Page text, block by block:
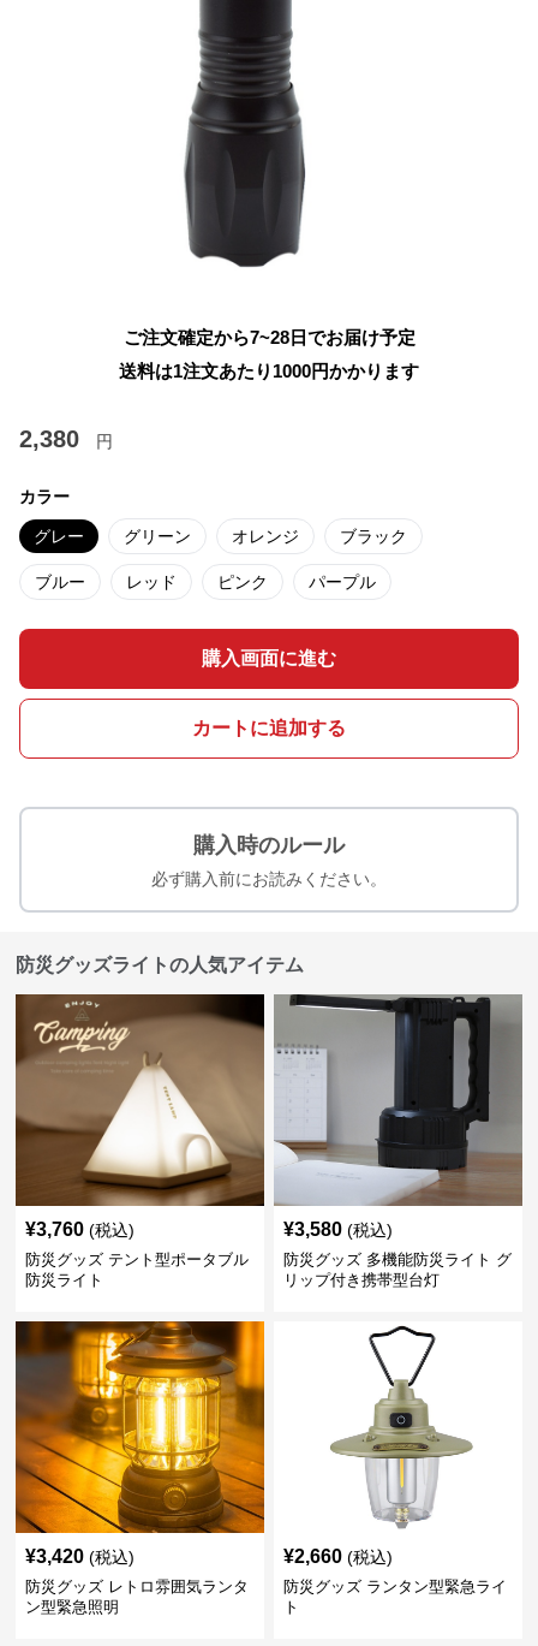
ご注文確定から7~28日でお届け予定
送料は1注文あたり 1000円かかります
2,380 円
カラー
グレー グリーン オレンジ ブラック
ブルー レッド ピンク パープル
購入画面に進む
カートに追加する
購入時のルール
必ず購入前にお読みください。
防災グッズライトの人気アイテム
¥3,760 (税込)
防災グッズ テント型ポータブル
防災ライト
¥3,580 (税込)
防災グッズ 多機能防災ライト グ
リップ付き携帯型台灯
¥3,420 (税込)
防災グッズ レトロ雰囲気ランタ
ン型緊急照明
¥2,660 (税込)
防災グッズ ランタン型緊急ライ
ト